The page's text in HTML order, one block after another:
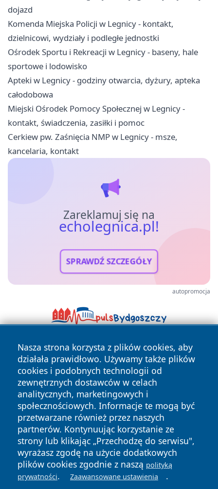
dojazd
Komenda Miejska Policji w Legnicy - kontakt,
dzielnicowi, wydziały i podległe jednostki
Ośrodek Sportu i Rekreacji w Legnicy - baseny, hale
sportowe i lodowisko
Apteki w Legnicy - godziny otwarcia, dyżury, apteka
całodobowa
Miejski Ośrodek Pomocy Społecznej w Legnicy -
kontakt, świadczenia, zasiłki i pomoc
Cerkiew pw. Zaśnięcia NMP w Legnicy - msze,
kancelaria, kontakt
Zareklamuj się na
echolegnica.pl!
SPRAWDŹ SZCZEGÓŁY
autopromocja
Nasza strona korzysta z plików cookies, aby
działała prawidłowo. Używamy także plików
cookies i podobnych technologii od
zewnętrznych dostawców w celach
analitycznych, marketingowych i
społecznościowych. Informacje te mogą być
przetwarzane również przez naszych
partnerów. Kontynuując korzystanie ze
strony lub klikając „Przechodzę do serwisu",
wyrażasz zgodę na użycie dodatkowych
plików cookies zgodnie z naszą polityką
prywatności. Zaawansowane ustawienia .
Copyright © 2026 echolegnica.pl Wszystkie prawa
zastrzeżone.
News Autorzy
Polityka
Prywatności
Polityka
Cookies